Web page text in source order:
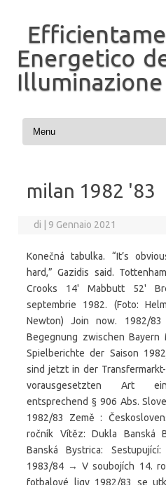
Energetico
Illuminazione
Vai al contenuto
milan 1982 '83
di 9 Gennaio 2021
Konečná tabulka. “It’s
hard,” Gazidis said.
Crooks 14' Mabbutt 52'
septembrie 1982. (Foto:
Newton) Join now. 1982/83
Begegnung zwischen Bayern
Spielberichte der Saison
sind jetzt in der
vorausgesetzten Art
entsprechend § 906 Abs.
1982/83 Země :
ročník Vítěz: Dukla Banská
Banská Bystrica:
1983/84 → V soubojích 14.
fotbalové ligy 1982/83 se